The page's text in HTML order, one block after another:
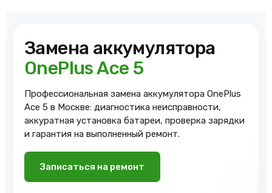
Замена аккумулятора
OnePlus Ace 5
Профессиональная замена аккумулятора OnePlus
Ace 5 в Москве: диагностика неисправности,
аккуратная установка батареи, проверка зарядки
и гарантия на выполненный ремонт.
Записаться на ремонт